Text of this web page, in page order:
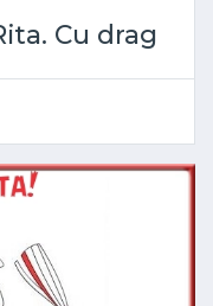
Cu drag